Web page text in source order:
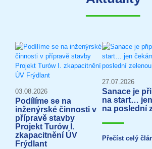
03.08.2026
Podílíme se na
inženýrské činnosti v
přípravě stavby
Projekt Turów I.
zkapacitnění ÚV
Frýdlant
27.07.2026
Sanace je
na start…
na poslední
Přečíst celý